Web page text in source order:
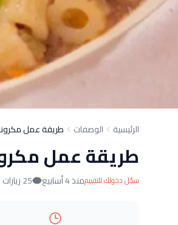
الرئيسية الوصفات طريقة عمل
طريقة عمل
سجّل دخولك للتقييممنذ 4 أسابيع 25 زيارات